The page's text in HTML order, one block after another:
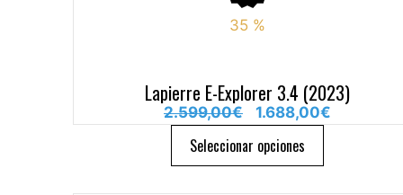
35 %
Lapierre E-Explorer 3.4 (2023)
2.599,00€ 1.688,00€
Seleccionar opciones